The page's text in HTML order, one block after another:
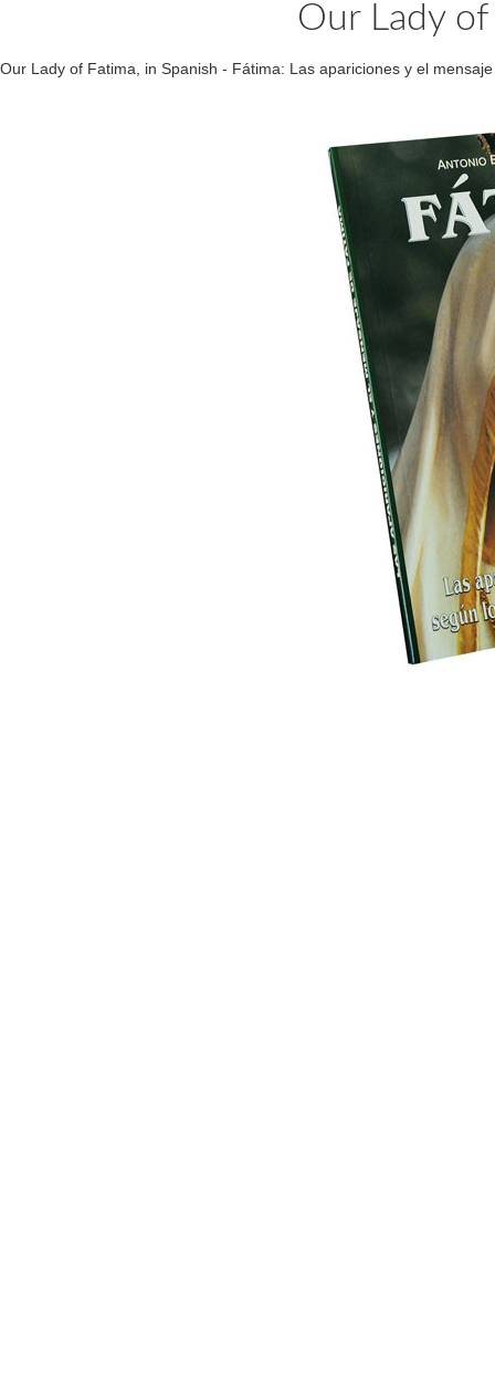
Our Lady of
Our Lady of Fatima, in Spanish - Fátima: Las apariciones y el